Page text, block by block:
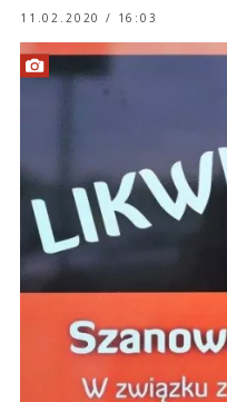
11.02.2020 / 16:03